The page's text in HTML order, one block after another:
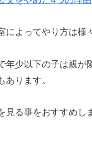
よってやり方は様
年少以下の子は親が
ります。
る事をおすすめし